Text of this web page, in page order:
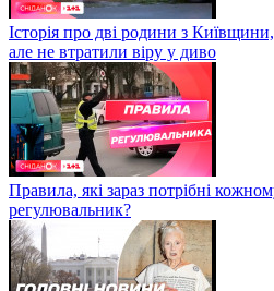
Історія про дві родини з
але не втратили віру у диво
Правила, які зараз потрібні
регулювальник?